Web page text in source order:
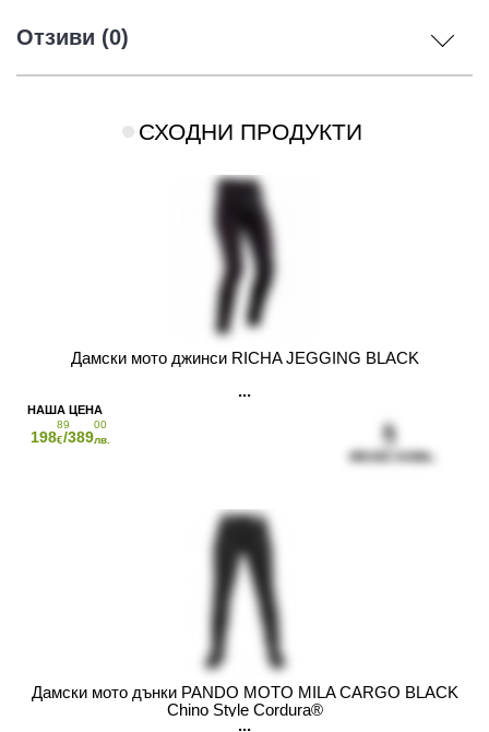
Отзиви (0)
СХОДНИ ПРОДУКТИ
Дамски мото джинси RICHA JEGGING BLACK
198
89
€/389
00
лв.
Дамски мото дънки PANDO MOTO MILA CARGO BLACK
Chino Style Cordura®